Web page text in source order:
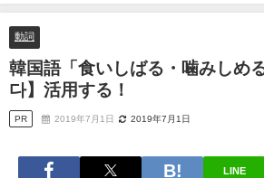
る！
動詞
韓国語「食いしばる・噛みしめ
다】活用する！
PR 2019年7月1日 2019年7月1日
LINE